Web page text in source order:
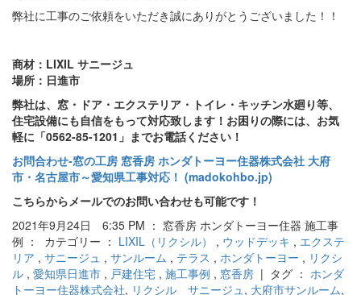
弊社に工事のご依頼をいただき誠にありがとうございました！！
商材：LIXIL サニージュ
場所：日進市
弊社は、窓・ドア・エクステリア・トイレ・キッチン水廻り等、
住宅設備にも自信をもって対応致します！お困りの際には、お気
軽に「0562-85-1201」までお電話ください！
お問合わせ‐窓の工房 窓香房 ホンダトーヨー住器株式会社 大府
市・名古屋市～愛知県工事対応！ (madokohbo.jp)
こちらからメールでのお問い合わせも可能です！
2021年9月24日 6:35 PM ： 窓香房 ホンダトーヨー住器 施工事
例 ： カテゴリー ： LIXIL（リクシル） , ウッドデッキ , エクステ
リア , サニージュ , サンルーム , テラス , ホンダトーヨー , リクシ
ル , 愛知県日進市 , 戸建住宅 , 施工事例 , 窓香房 | タグ ： ホンダ
トーヨー住器株式会社, リクシル サニージュ, 大府市サンルーム,